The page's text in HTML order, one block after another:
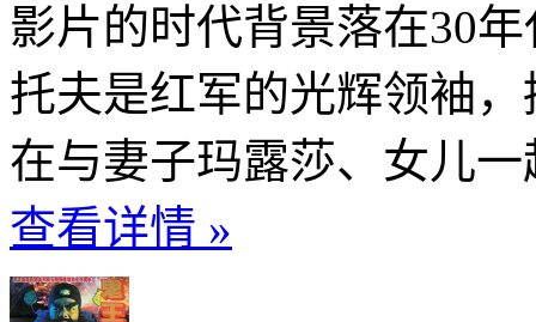
影片的时代背景落在30
托夫是红军的光辉领袖
在与妻子玛露莎、女儿
查看详情 »